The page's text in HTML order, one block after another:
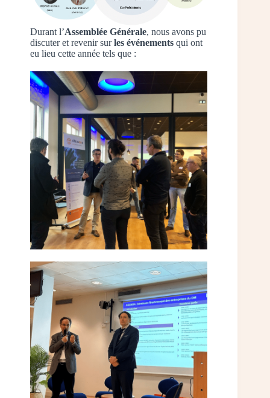
Durant l’Assemblée Générale, nous avons pu
discuter et revenir surles événements qui ont
eu lieu cette année tels que :